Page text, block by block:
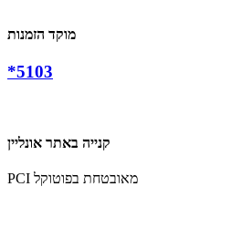
מוקד הזמנות
*5103
קנייה באתר אונליין
PCI מאובטחת בפוטוקל